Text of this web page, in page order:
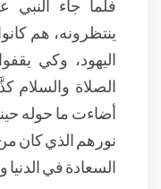
ينتظرونه، هم
اليهود، وكي
الصلاة والسلام
أضاءت ما حوله
نورهم الذي كان
السعادة في الدنيا